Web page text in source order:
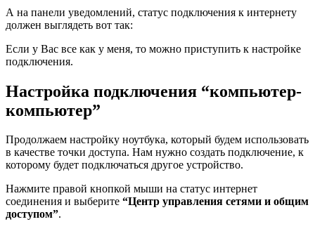
А на панели уведомлений, статус подключения к интернету
должен выглядеть вот так:
Если у Вас все как у меня, то можно приступить к настройке
подключения.
Настройка подключения “компьютер-
компьютер”
Продолжаем настройку ноутбука, который будем использовать
в качестве точки доступа. Нам нужно создать подключение, к
которому будет подключаться другое устройство.
Нажмите правой кнопкой мыши на статус интернет
соединения и выберите “Центр управления сетями и общим
доступом”.